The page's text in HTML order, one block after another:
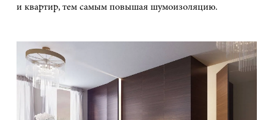
и квартир, тем самым повышая шумоизоляцию.